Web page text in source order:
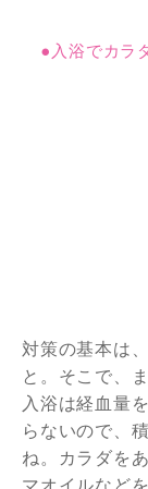
●入浴でカラ
対策の基本は
と。そこで、
入浴は経血量
らないので、
ね。カラダを